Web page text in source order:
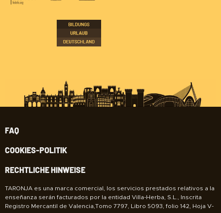
FAQ
COOKIES-POLITIK
RECHTLICHE HINWEISE
TARONJA es una marca comercial, los servicios prestados relativos a la
enseñanza serán facturados por la entidad Villa-Herba, S.L., Inscrita
Registro Mercantil de Valencia,Tomo 7797, Libro 5093, folio 142, Hoja V-